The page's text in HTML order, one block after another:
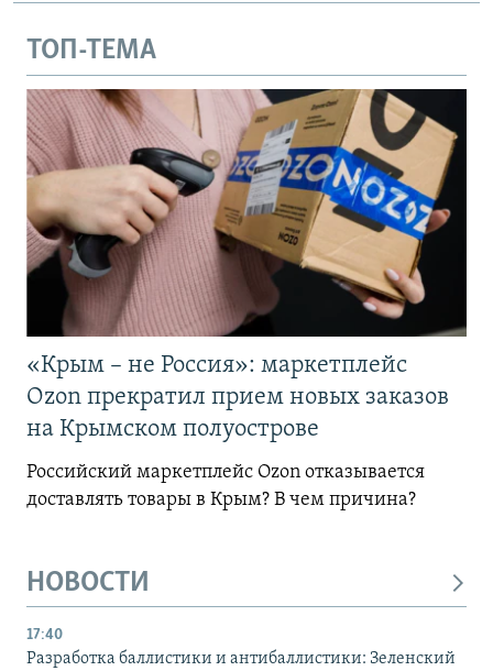
ТОП-ТЕМА
«Крым – не Россия»: маркетплейс
Ozon прекратил прием новых заказов
на Крымском полуострове
Российский маркетплейс Ozon отказывается
доставлять товары в Крым? В чем причина?
НОВОСТИ
17:40
Разработка баллистики и антибаллистики: Зеленский